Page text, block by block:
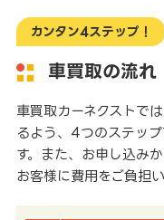
カンタン4ステップ！
車買取の流れ
車買取カーネクストで
るよう、4つのステッ
す。また、お申し込み
お客様に費用をご負担